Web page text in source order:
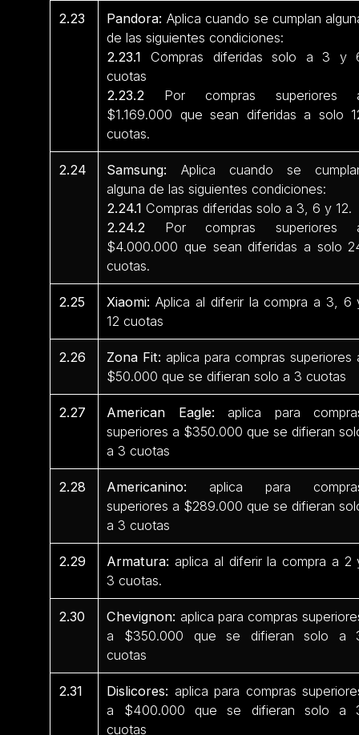
2.23 Pandora: Aplica cuando se cumplan
de las siguientes condiciones:
2.23.1 Compras diferidas solo a 3 y
cuotas
2.23.2 Por compras superiores
$1.169.000 que sean diferidas a solo
cuotas.
2.24 Samsung: Aplica cuando se
alguna de las siguientes condiciones:
2.24.1 Compras diferidas solo a 3, 6 y 12.
2.24.2 Por compras superiores
$4.000.000 que sean diferidas a solo
cuotas.
2.25 Xiaomi:Aplica al diferir la compra a 3, 6
12 cuotas
2.26 Zona Fit: aplica para compras superiores
$50.000 que se difieran solo a 3 cuotas
2.27 American Eagle: aplica para
superiores a $350.000 que se difieran
a 3 cuotas
2.28 Americanino: aplica para
superiores a $289.000 que se difieran
a 3 cuotas
2.29 Armatura: aplica al diferir la compra a 2
3 cuotas.
2.30 Chevignon: aplica para compras
a $350.000 que se difieran solo a
cuotas
2.31 Dislicores: aplica para compras
a $400.000 que se difieran solo a
cuotas